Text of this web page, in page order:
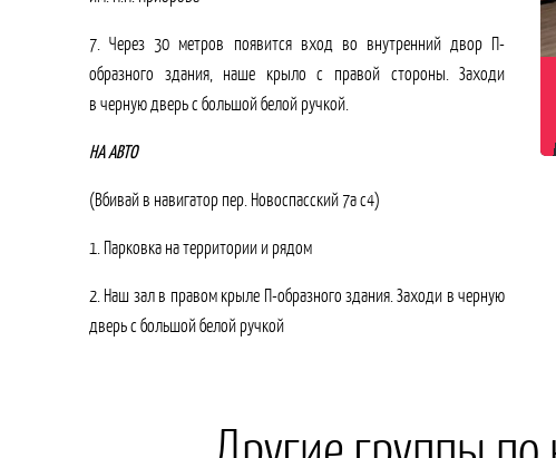
7. Через 30 метров появится вход во внутренний двор П-
образного здания, наше крыло с правой стороны. Заходи
в черную дверь с большой белой ручкой.
НА АВТО
(Вбивай в навигатор пер. Новоспасский 7а с4)
1. Парковка на территории и рядом
2. Наш зал в правом крыле П-образного здания. Заходи в черную
дверь с большой белой ручкой